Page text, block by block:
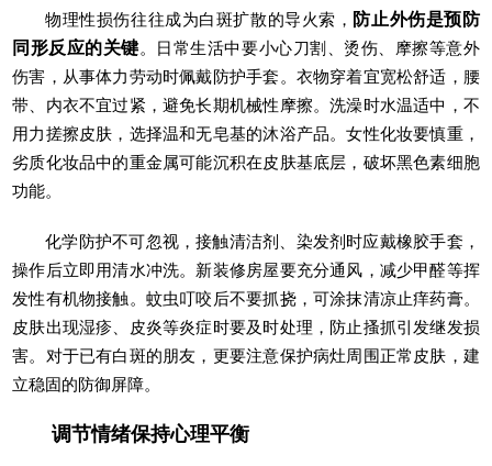
物理性损伤往往成为白斑扩散的导火索， 防止外伤是预防
同形反应的关键。日常生活中要小心刀割、烫伤、摩擦等意外
伤害，从事体力劳动时佩戴防护手套。衣物穿着宜宽松舒适，腰
带、内衣不宜过紧，避免长期机械性摩擦。洗澡时水温适中，不
用力搓擦皮肤，选择温和无皂基的沐浴产品。女性化妆要慎重，
劣质化妆品中的重金属可能沉积在皮肤基底层，破坏黑色素细胞
功能。
化学防护不可忽视，接触清洁剂、染发剂时应戴橡胶手套，
操作后立即用清水冲洗。新装修房屋要充分通风，减少甲醛等挥
发性有机物接触。蚊虫叮咬后不要抓挠，可涂抹清凉止痒药膏。
皮肤出现湿疹、皮炎等炎症时要及时处理，防止搔抓引发继发损
害。对于已有白斑的朋友，更要注意保护病灶周围正常皮肤，建
立稳固的防御屏障。
调节情绪保持心理平衡